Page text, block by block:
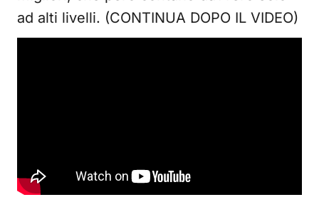
ad alti livelli. (CONTINUA DOPO IL VIDEO)